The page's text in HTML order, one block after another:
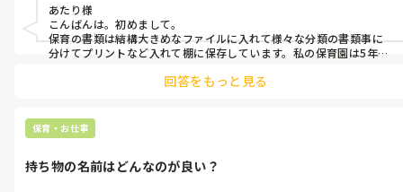
あたり様
こんばんは。初めまして。
保育の書類は結構大きめなファイルに入れて様々な分類の書類事に
分けてプリントなど入れて棚に保存しています。私の保育園は5年間
保育グッズもお菓子の缶やこれもまたファイルに入れて保存してお
たらそこに書類を入れる式のファイルです。わかりづらくてすみませ
ん。
回答をもっと見る
保育・お仕事
持ち物の名前はどんなのが良い？